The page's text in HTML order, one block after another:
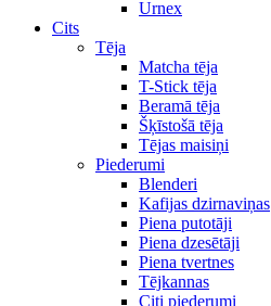
Urnex
Cits
Tēja
Matcha tēja
T-Stick tēja
Beramā tēja
Šķīstošā tēja
Tējas maisiņi
Piederumi
Blenderi
Kafijas dzirnaviņas
Piena putotāji
Piena dzesētāji
Piena tvertnes
Tējkannas
Citi piederumi